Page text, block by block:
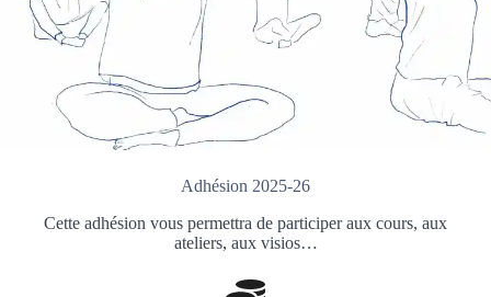
Adhésion 2025-26
Cette adhésion vous permettra de participer aux cours, aux
ateliers, aux visios…